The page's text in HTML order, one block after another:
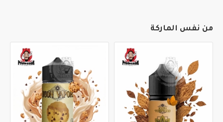
من نفس الماركة